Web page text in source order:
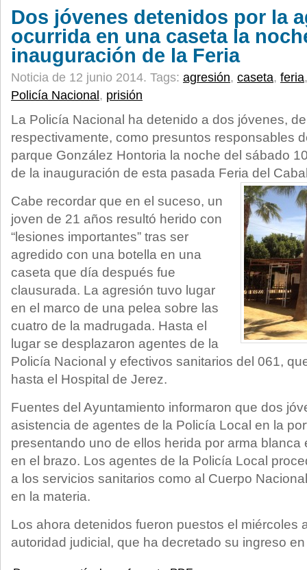
Dos jóvenes detenidos por la
ocurrida en una caseta la
inauguración de la Feria
Noticia de 12 junio 2014. Tags: agresión, caseta, feria
Policía Nacional , prisión
La Policía Nacional ha detenido a dos jóvenes,
respectivamente, como presuntos responsables
parque González Hontoria la noche del sábado
de la inauguración de esta pasada Feria del
Cabe recordar que en el suceso, un
joven de 21 años resultó herido con
“lesiones importantes” tras ser
agredido con una botella en una
caseta que día después fue
clausurada. La agresión tuvo lugar
en el marco de una pelea sobre las
cuatro de la madrugada. Hasta el
lugar se desplazaron agentes de la
Policía Nacional y efectivos sanitarios del 061,
hasta el Hospital de Jerez.
Fuentes del Ayuntamiento informaron que dos
asistencia de agentes de la Policía Local en la
presentando uno de ellos herida por arma blanca
en el brazo. Los agentes de la Policía Local
a los servicios sanitarios como al Cuerpo
en la materia.
Los ahora detenidos fueron puestos el miércoles
autoridad judicial, que ha decretado su ingreso